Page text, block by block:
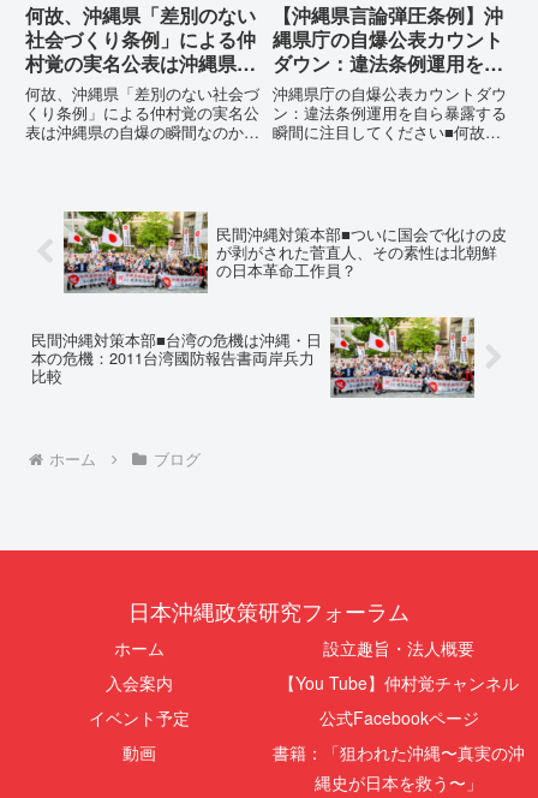
何故、沖縄県「差別のない
社会づくり条例」による仲
村覚の実名公表は沖縄県の
自爆の瞬間なのか？その3
つの理由。
何故、沖縄県「差別のない社会づ
くり条例」による仲村覚の実名公
表は沖縄県の自爆の瞬間なのか？
を、特定の個人を社会的制裁に追
い込むための「仕上げ」だと考え
て...
【沖縄県言論弾圧条例】沖
縄県庁の自爆公表カウント
ダウン：違法条例運用を自
ら暴露する瞬間に注目して
ください
沖縄県庁の自爆公表カウントダウ
ン：違法条例運用を自ら暴露する
瞬間に注目してください■何故、
の理由は明確です。県政が統治
の...
民間沖縄対策本部■ついに国会で化けの皮
が剥がされた菅直人、その素性は北朝鮮
の日本革命工作員？
民間沖縄対策本部■台湾の危機は沖縄・日
本の危機：2011台湾國防報告書両岸兵力
比較
ホーム ブログ
日本沖縄政策研究フォーラム
ホーム
設立趣旨・法人概要
入会案内
【You Tube】仲村覚チャンネル
イベント予定
公式Facebookページ
動画
書籍：「狙われた沖縄〜真実の沖
縄史が日本を救う〜」